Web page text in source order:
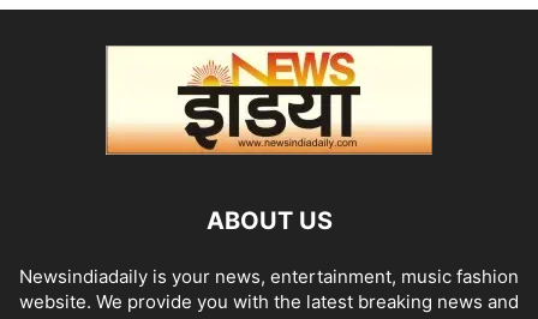
ABOUT US
Newsindiadaily is your news, entertainment, music fashion
website. We provide you with the latest breaking news and